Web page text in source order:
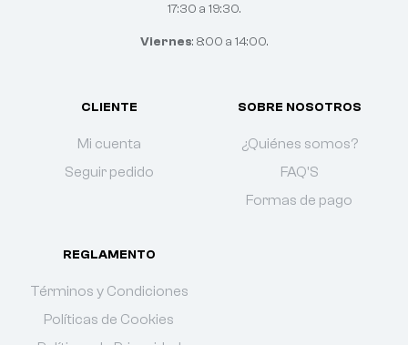
17:30 a 19:30.
Viernes: 8:00 a 14:00.
CLIENTE
Mi cuenta
Seguir pedido
SOBRE NOSOTROS
¿Quiénes somos?
FAQ'S
Formas de pago
REGLAMENTO
Términos y Condiciones
Políticas de Cookies